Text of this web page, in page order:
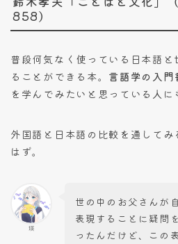
858）
普段何気なく使っている日本語
ることができる本。 言語学の入門
を学んでみたいと思っている人に
外国語と日本語の比較を通してみ
はず。
瑛
世の中のお父さんが
表現することに疑問
ったんだけど、この